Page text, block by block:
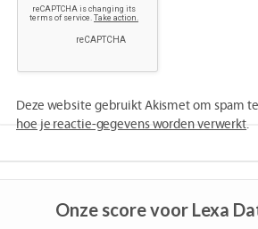
Deze website gebruikt Akismet om spam
hoe je reactie-gegevens worden verwerkt.
Onze score voor Lexa